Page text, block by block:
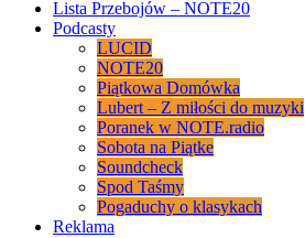
Lista Przebojów – NOTE20
Podcasty
LUCID
NOTE20
Piątkowa Domówka
Lubert – Z miłości do muzyki
Poranek w NOTE.radio
Sobota na Piątke
Soundcheck
Spod Taśmy
Pogaduchy o klasykach
Reklama